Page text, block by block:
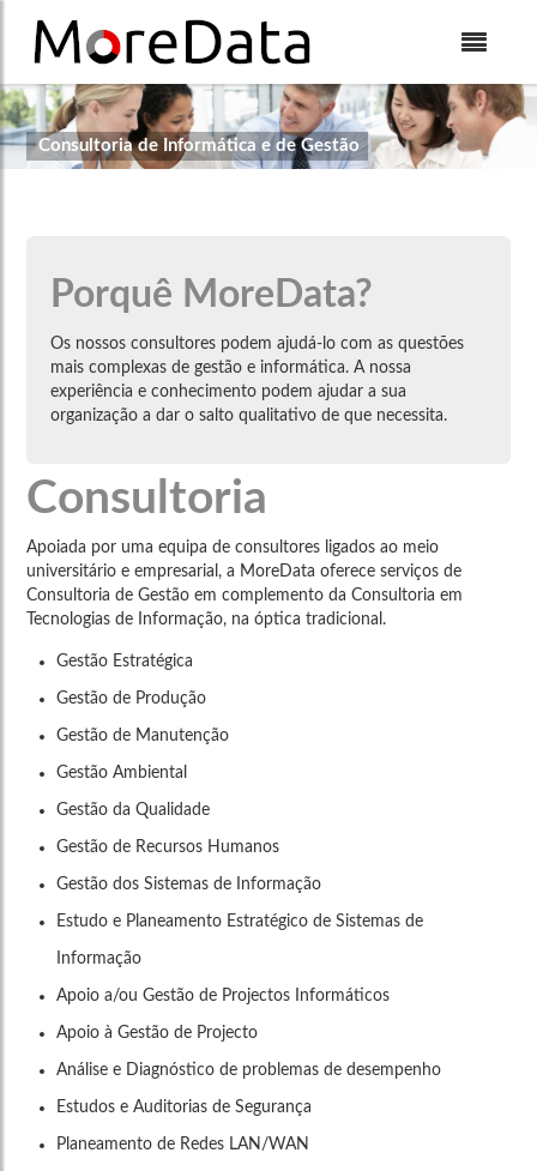
Consultoria de Informática e de Gestão
Porquê MoreData?
Os nossos consultores podem ajudá-lo com as questões
mais complexas de gestão e informática. A nossa
experiência e conhecimento podem ajudar a sua
organização a dar o salto qualitativo de que necessita.
Consultoria
Apoiada por uma equipa de consultores ligados ao meio
universitário e empresarial, a MoreData oferece serviços de
Consultoria de Gestão em complemento da Consultoria em
Tecnologias de Informação, na óptica tradicional.
Gestão Estratégica
Gestão de Produção
Gestão de Manutenção
Gestão Ambiental
Gestão da Qualidade
Gestão de Recursos Humanos
Gestão dos Sistemas de Informação
Estudo e Planeamento Estratégico de Sistemas de
Informação
Apoio a/ou Gestão de Projectos Informáticos
Apoio à Gestão de Projecto
Análise e Diagnóstico de problemas de desempenho
Estudos e Auditorias de Segurança
Planeamento de Redes LAN/WAN